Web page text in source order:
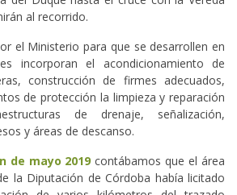
al recorrido.
el Ministerio para que se desarrollen en
incorporan el acondicionamiento de
construcción de firmes adecuados,
de protección la limpieza y reparación
de drenaje, señalización,
y áreas de descanso.
de mayo 2019 contábamos que el área
la Diputación de Córdoba había licitado